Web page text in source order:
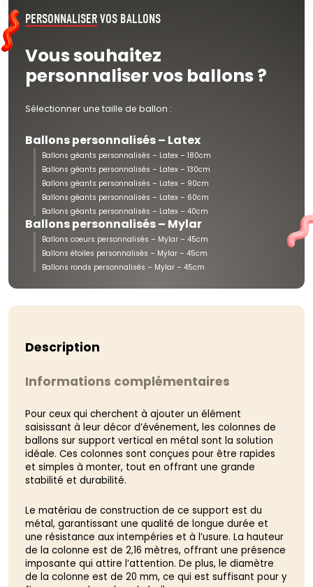
PERSONNALISERVOS BALLONS
Vous souhaitez
personnaliser vos ballons ?
Sélectionner une taille de ballon :
Ballons personnalisés – Latex
Ballons géants personnalisés – Latex – 180cm
Ballons géants personnalisés – Latex – 130cm
Ballons géants personnalisés – Latex – 90cm
Ballons géants personnalisés – Latex – 60cm
Ballons géants personnalisés – Latex – 40cm
Ballons personnalisés – Mylar
Ballons coeurs personnalisés – Mylar – 45cm
Ballons étoiles personnalisés – Mylar – 45cm
Ballons ronds personnalisés – Mylar – 45cm
Description
Informations complémentaires
Pour ceux qui cherchent à ajouter un élément
saisissant à leur décor d’événement, les colonnes de
ballons sur support vertical en métal sont la solution
idéale. Ces colonnes sont conçues pour être rapides
et simples à monter, tout en offrant une grande
stabilité et durabilité.
Le matériau de construction de ce support est du
métal, garantissant une qualité de longue durée et
une résistance aux intempéries et à l’usure. La hauteur
de la colonne est de 2,16 mètres, offrant une présence
imposante qui attire l’attention. De plus, le diamètre
de la colonne est de 20 mm, ce qui est suffisant pour y